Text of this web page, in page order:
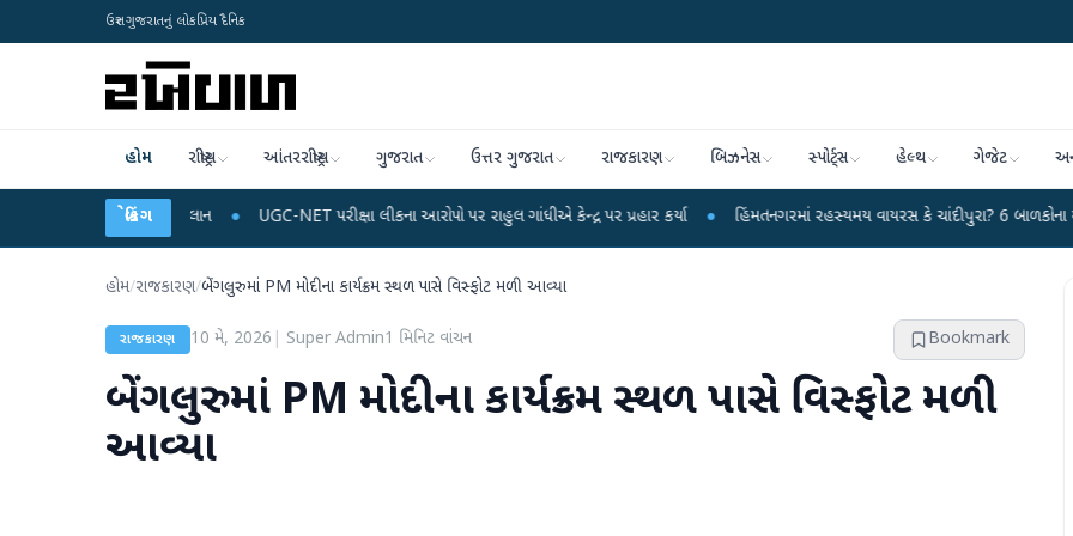
ઉત્તર ગુજરાતનું લોકપ્રિય દૈનિક
હોમ રાષ્ટ્રીય આંતરરાષ્ટ્રીય ગુજરાત ઉત્તર ગુજરાત રાજકારણ બિઝનેસ સ્પોર્ટ્સ હેલ્થ ગેજેટ
બ્રેકિંગ
● UGC-NET પરીક્ષા લીકના આરોપો પર રાહુલ ગાંધીએ કેન્દ્ર પર પ્રહાર કર્યા ● હિંમતનગરમાં રહસ્યમય વાયરસ કે ચાંદીપુરા? 6 બાળકોના મોતથી ફફડાટ
હોમ/રાજકારણ/બેંગલુરુમાં PM મોદીના કાર્યક્રમ સ્થળ પાસે વિસ્ફોટ મળી આવ્યા
રાજકારણ 10 મે, 2026 Super Admin1 મિનિટ વાંચન Bookmark
બેંગલુરુમાં PM મોદીના કાર્યક્રમ સ્થળ પાસે વિસ્ફોટ મળી
આવ્યા